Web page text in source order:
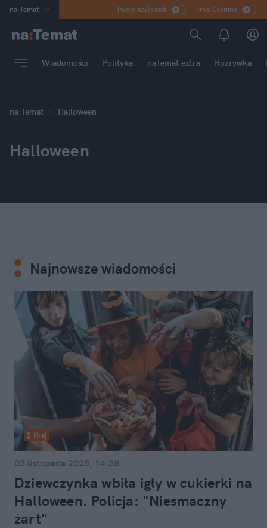
na:Temat
Poland
mama
Rozrywka
Twoje na:Temat Tryb Ciemny
Wiadomości Polityka naTemat extra Rozrywka
na:Temat Halloween
Halloween
Najnowsze wiadomości
Kraj
03 listopada 2025, 14:38
Dziewczynka wbiła igły w cukierki na
Halloween. Policja: "Niesmaczny
żart"